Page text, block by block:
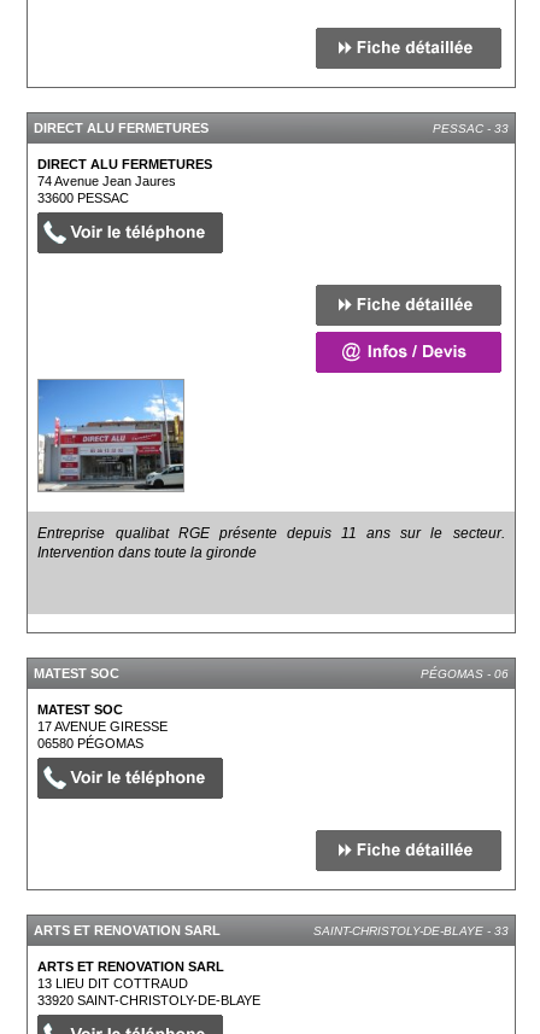
DIRECT ALU FERMETURES PESSAC - 33
DIRECT ALU FERMETURES
74 Avenue Jean Jaures
33600PESSAC
Entreprise qualibat RGE présente depuis 11 ans sur le secteur.
Intervention dans toute la gironde
MATEST SOC PÉGOMAS - 06
MATEST SOC
17 AVENUE GIRESSE
06580PÉGOMAS
ARTS ET RENOVATION SARL SAINT-CHRISTOLY-DE-BLAYE - 33
ARTS ET RENOVATION SARL
13 LIEU DIT COTTRAUD
33920SAINT-CHRISTOLY-DE-BLAYE